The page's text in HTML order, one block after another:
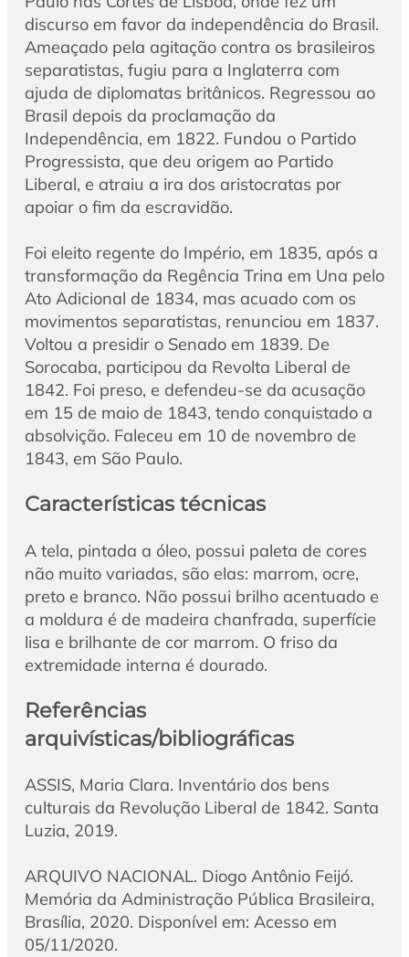
discurso em favor da independência do Brasil.
Ameaçado pela agitação contra os brasileiros
separatistas, fugiu para a Inglaterra com
ajuda de diplomatas britânicos. Regressou ao
Brasil depois da proclamação da
Independência, em 1822. Fundou o Partido
Progressista, que deu origem ao Partido
Liberal, e atraiu a ira dos aristocratas por
apoiar o fim da escravidão.
Foi eleito regente do Império, em 1835, após a
transformação da Regência Trina em Una pelo
Ato Adicional de 1834, mas acuado com os
movimentos separatistas, renunciou em 1837.
Voltou a presidir o Senado em 1839. De
Sorocaba, participou da Revolta Liberal de
1842. Foi preso, e defendeu-se da acusação
em 15 de maio de 1843, tendo conquistado a
absolvição. Faleceu em 10 de novembro de
1843, em São Paulo.
Características técnicas
A tela, pintada a óleo, possui paleta de cores
não muito variadas, são elas: marrom, ocre,
preto e branco. Não possui brilho acentuado e
a moldura é de madeira chanfrada, superfície
lisa e brilhante de cor marrom. O friso da
extremidade interna é dourado.
Referências
arquivísticas/bibliográficas
ASSIS, Maria Clara. Inventário dos bens
culturais da Revolução Liberal de 1842. Santa
Luzia, 2019.
ARQUIVO NACIONAL. Diogo Antônio Feijó.
Memória da Administração Pública Brasileira,
Brasília, 2020. Disponível em: Acesso em
05/11/2020.